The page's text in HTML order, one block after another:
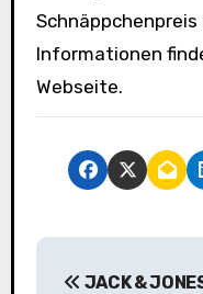
Schnäppchenpreis
Informationen
Webseite.
B
JACK &